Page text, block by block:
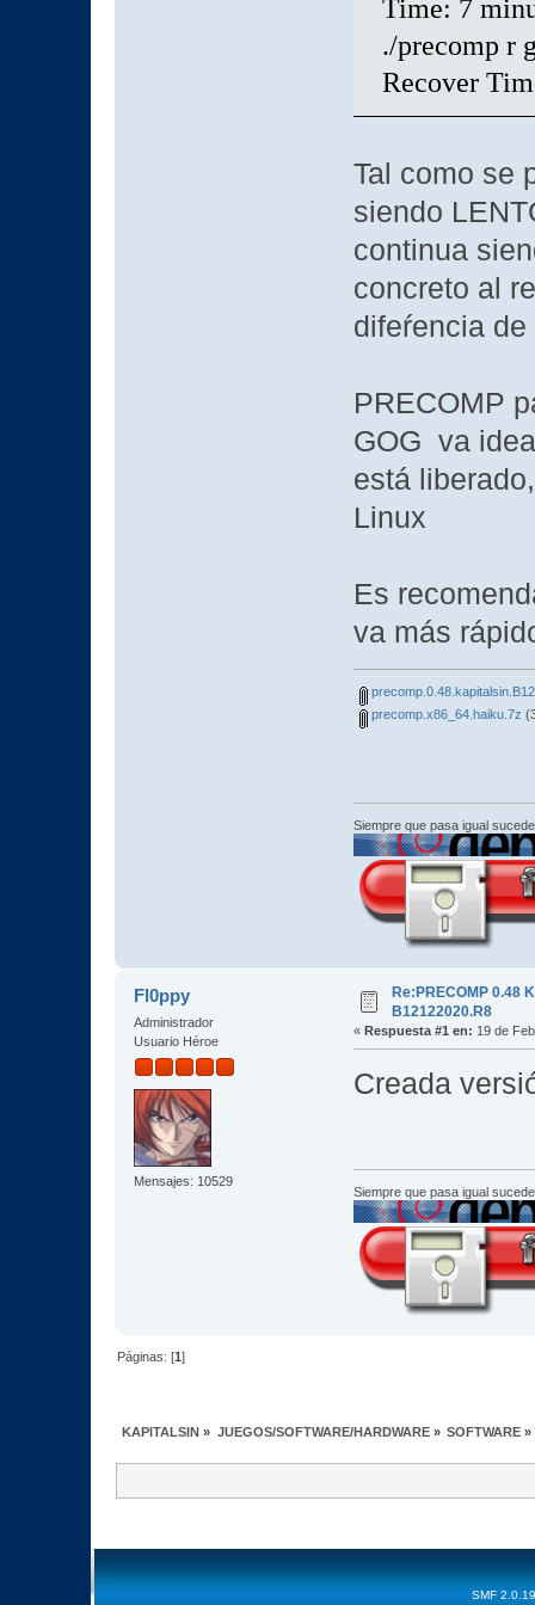
Time: 7
./precomp r
Recover
Tal como se
siendo
continua
concreto al
difeŕencia
PRECOMP
GOG va
está
Linux
Es
va más
precomp.x86_64.haiku.7z
Siempre que pasa igual
Fl0ppy
Administrador
Usuario Héroe
Mensajes: 10529
Re:PRECOMP 0.48
B12122020.R8
« Respuesta #1 en: 19 de
Creada
Siempre que pasa igual
Páginas: [1]
KAPITALSIN » JUEGOS/SOFTWARE/HARDWARE» SOFTWARE»
SMF 2.0.19